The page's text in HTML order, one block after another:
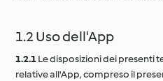
1.2 Uso dell'App
1.2.1Le disposizioni dei presenti
relative all'App, compreso il